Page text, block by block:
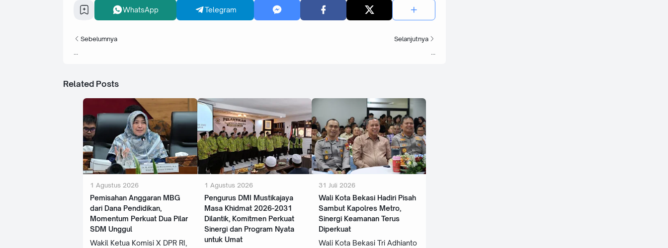
WhatsApp Telegram
Sebelumnya Selanjutnya
Related Posts
1 Agustus 2026
Pemisahan Anggaran MBG
dari Dana Pendidikan,
Momentum Perkuat Dua Pilar
SDM Unggul
Wakil Ketua Komisi X DPR RI,
1 Agustus 2026
Pengurus DMI Mustikajaya
Masa Khidmat 2026-2031
Dilantik, Komitmen Perkuat
Sinergi dan Program Nyata
untuk Umat
31 Juli 2026
Wali Kota Bekasi Hadiri Pisah
Sambut Kapolres Metro,
Sinergi Keamanan Terus
Diperkuat
Wali Kota Bekasi Tri Adhianto